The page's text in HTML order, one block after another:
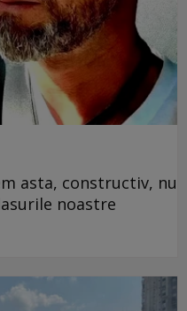
asta, constructiv, nu
noastre